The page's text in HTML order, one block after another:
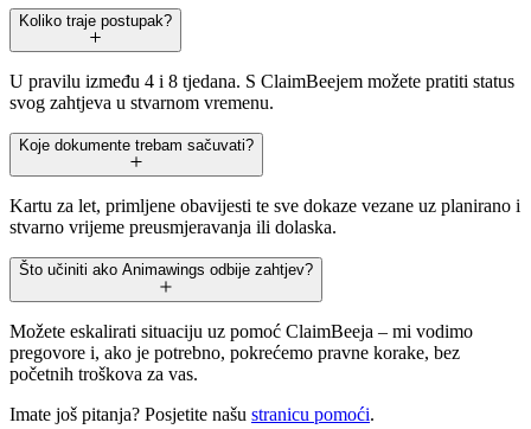
Koliko traje postupak?
U pravilu između 4 i 8 tjedana. S ClaimBeejem možete pratiti status
svog zahtjeva u stvarnom vremenu.
Koje dokumente trebam sačuvati?
Kartu za let, primljene obavijesti te sve dokaze vezane uz planirano i
stvarno vrijeme preusmjeravanja ili dolaska.
Što učiniti ako Animawings odbije zahtjev?
Možete eskalirati situaciju uz pomoć ClaimBeeja – mi vodimo
pregovore i, ako je potrebno, pokrećemo pravne korake, bez
početnih troškova za vas.
Imate još pitanja? Posjetite našu stranicu pomoći.